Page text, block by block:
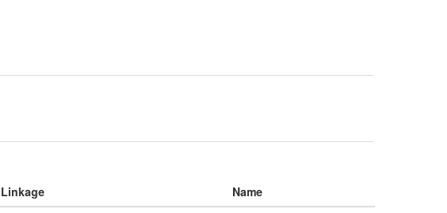
Linkage
Name